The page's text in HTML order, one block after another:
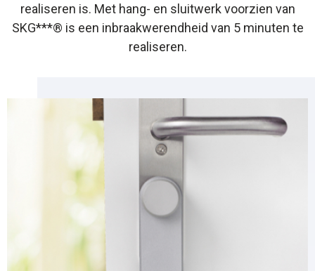
realiseren is. Met hang- en sluitwerk voorzien van
SKG***® is een inbraakwerendheid van 5 minuten te
realiseren.